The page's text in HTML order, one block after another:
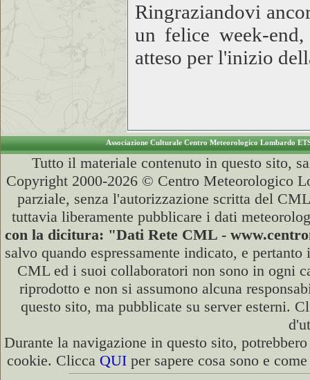
Ringraziandovi
un felice week-
atteso per l'inizio
Associazione Culturale Centro Meteorologico Lombardo
Tutto il materiale contenuto in questo sito,
Copyright 2000-2026 © Centro Meteorologico
parziale, senza l'autorizzazione scritta del
tuttavia liberamente pubblicare i dati
con la dicitura: "Dati Rete CML -
salvo quando espressamente indicato, e
CML ed i suoi collaboratori non sono in ogni
riprodotto e non si assumono alcuna
questo sito, ma pubblicate su server esterni.
Durante la navigazione in questo sito,
cookie. Clicca QUI per sapere cosa sono e